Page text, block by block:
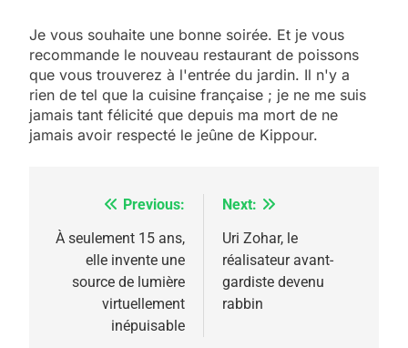
Je vous souhaite une bonne soirée. Et je vous
recommande le nouveau restaurant de poissons
que vous trouverez à l'entrée du jardin. Il n'y a
rien de tel que la cuisine française ; je ne me suis
jamais tant félicité que depuis ma mort de ne
jamais avoir respecté le jeûne de Kippour.
Navigation
de
l’article
Previous:
À seulement 15 ans,
elle invente une
source de lumière
virtuellement
inépuisable
Next:
Uri Zohar, le
réalisateur avant-
gardiste devenu
rabbin
2025, l’année la plus
meurtrière selon le
rapport d’ADL contre
ISRAÉL